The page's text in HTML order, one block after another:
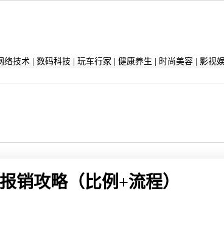
络技术| 数码科技 玩车行家 健康养生 时尚美容| 影视
销攻略（比例+流程）